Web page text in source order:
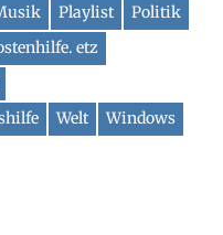
Playlist
Politik
etz
Welt Windows